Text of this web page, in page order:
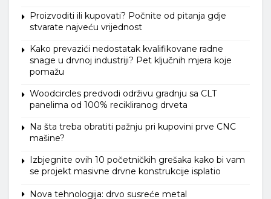
Proizvoditi ili kupovati? Počnite od pitanja gdje
stvarate najveću vrijednost
Kako prevazići nedostatak kvalifikovane radne
snage u drvnoj industriji? Pet ključnih mjera koje
pomažu
Woodcircles predvodi održivu gradnju sa CLT
panelima od 100% recikliranog drveta
Na šta treba obratiti pažnju pri kupovini prve CNC
mašine?
Izbjegnite ovih 10 početničkih grešaka kako bi vam
se projekt masivne drvne konstrukcije isplatio
Nova tehnologija: drvo susreće metal